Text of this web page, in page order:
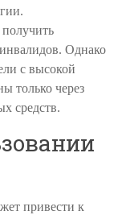
Однако
с высокой
только через
средств.
привести к